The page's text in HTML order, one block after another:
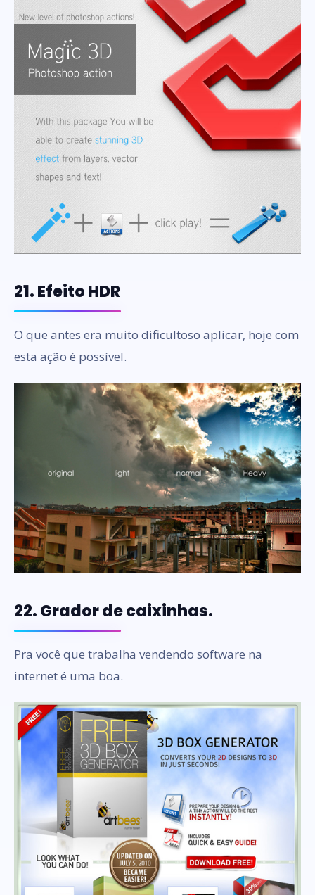
21. Efeito HDR
O que antes era muito dificultoso aplicar, hoje com
esta ação é possível.
22. Grador de caixinhas.
Pra você que trabalha vendendo software na
internet é uma boa.